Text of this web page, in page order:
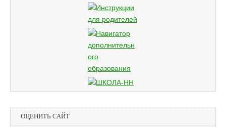
ОЦЕНИТЬ САЙТ